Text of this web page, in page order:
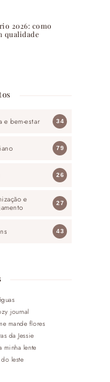
2026: como
qualidade
e bem-estar 34
79
26
e
27
43
journal
mande flores
da Jessie
minha lente
leste